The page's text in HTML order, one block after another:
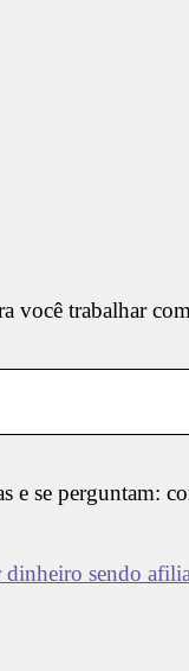
você trabalhar
e se perguntam:
dinheiro sendo